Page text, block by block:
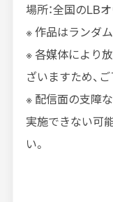
場所：全国のLB
※作品はランダ
※各媒体により
ざいますため、
※ 配信面の支障
実施できない可
い。